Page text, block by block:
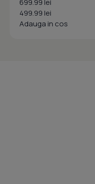
699.99 lei
499.99 lei
Adauga in cos